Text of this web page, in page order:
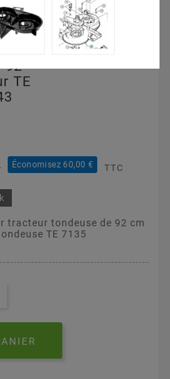
92
TE
Économisez 60,00 € TTC
tracteur tondeuse de 92 cm
TE 7135